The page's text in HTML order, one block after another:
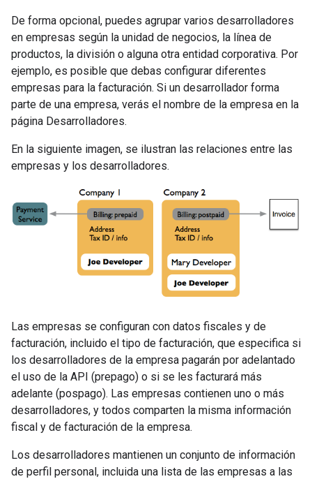
De forma opcional, puedes agrupar varios desarrolladores
en empresas según la unidad de negocios, la línea de
productos, la división o alguna otra entidad corporativa. Por
ejemplo, es posible que debas configurar diferentes
empresas para la facturación. Si un desarrollador forma
parte de una empresa, verás el nombre de la empresa en la
página Desarrolladores.
En la siguiente imagen, se ilustran las relaciones entre las
empresas y los desarrolladores.
Las empresas se configuran con datos fiscales y de
facturación, incluido el tipo de facturación, que especifica si
los desarrolladores de la empresa pagarán por adelantado
el uso de la API (prepago) o si se les facturará más
adelante (pospago). Las empresas contienen uno o más
desarrolladores, y todos comparten la misma información
fiscal y de facturación de la empresa.
Los desarrolladores mantienen un conjunto de información
de perfil personal, incluida una lista de las empresas a las